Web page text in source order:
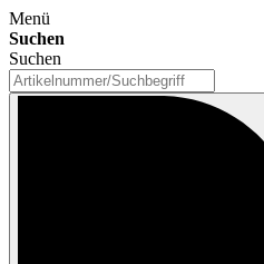
Menü
Suchen
Suchen